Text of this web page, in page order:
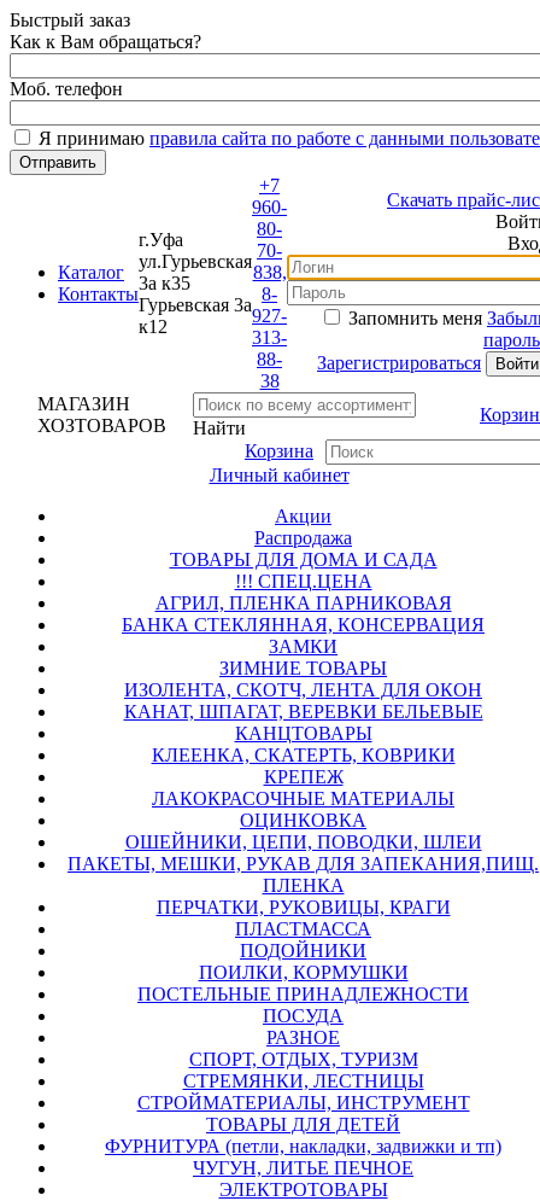
Быстрый заказ
Как к Вам обращаться?
Моб. телефон
Я принимаюправила сайта по работе с данными
Каталог
Контакты
г.Уфа
ул.Гурьевская
3а к35
Гурьевская 3а
к12
+7
960-
80-
70-
838,
8-
927-
313-
88-
38
Скачать прайс-лист
Войти
Вход
Запомнить меня Забыли
пароль?
Зарегистрироваться
МАГАЗИН
ХОЗТОВАРОВ
Найти
Корзина
Корзина
Личный кабинет
Акции
Распродажа
ТОВАРЫ ДЛЯ ДОМА И САДА
!!! СПЕЦ.ЦЕНА
АГРИЛ, ПЛЕНКА ПАРНИКОВАЯ
БАНКА СТЕКЛЯННАЯ, КОНСЕРВАЦИЯ
ЗАМКИ
ЗИМНИЕ ТОВАРЫ
ИЗОЛЕНТА, СКОТЧ, ЛЕНТА ДЛЯ ОКОН
КАНАТ, ШПАГАТ, ВЕРЕВКИ БЕЛЬЕВЫЕ
КАНЦТОВАРЫ
КЛЕЕНКА, СКАТЕРТЬ, КОВРИКИ
КРЕПЕЖ
ЛАКОКРАСОЧНЫЕ МАТЕРИАЛЫ
ОЦИНКОВКА
ОШЕЙНИКИ, ЦЕПИ, ПОВОДКИ, ШЛЕИ
ПАКЕТЫ, МЕШКИ, РУКАВ ДЛЯ ЗАПЕКАНИЯ,ПИЩ.
ПЛЕНКА
ПЕРЧАТКИ, РУКОВИЦЫ, КРАГИ
ПЛАСТМАССА
ПОДОЙНИКИ
ПОИЛКИ, КОРМУШКИ
ПОСТЕЛЬНЫЕ ПРИНАДЛЕЖНОСТИ
ПОСУДА
РАЗНОЕ
СПОРТ, ОТДЫХ, ТУРИЗМ
СТРЕМЯНКИ, ЛЕСТНИЦЫ
СТРОЙМАТЕРИАЛЫ, ИНСТРУМЕНТ
ТОВАРЫ ДЛЯ ДЕТЕЙ
ФУРНИТУРА (петли, накладки, задвижки и тп)
ЧУГУН, ЛИТЬЕ ПЕЧНОЕ
ЭЛЕКТРОТОВАРЫ